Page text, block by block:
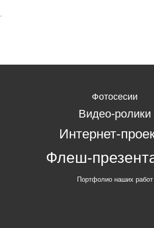
Фотосесии
Видео-ролики
Интернет-
Флеш-
Портфолио наших работ